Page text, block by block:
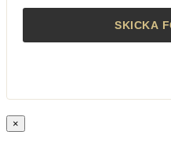
×